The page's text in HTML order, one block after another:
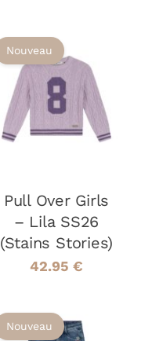
CHOIX DES
OPTIONS
CE
PRODUIT
A
OPTIONS
PEUVENT
ÊTRE
CHOISIES
SUR
PRODUIT
/
Nouveau
Pull Over Girls
– Lila SS26
(Stains Stories)
42.95 €
Nouveau